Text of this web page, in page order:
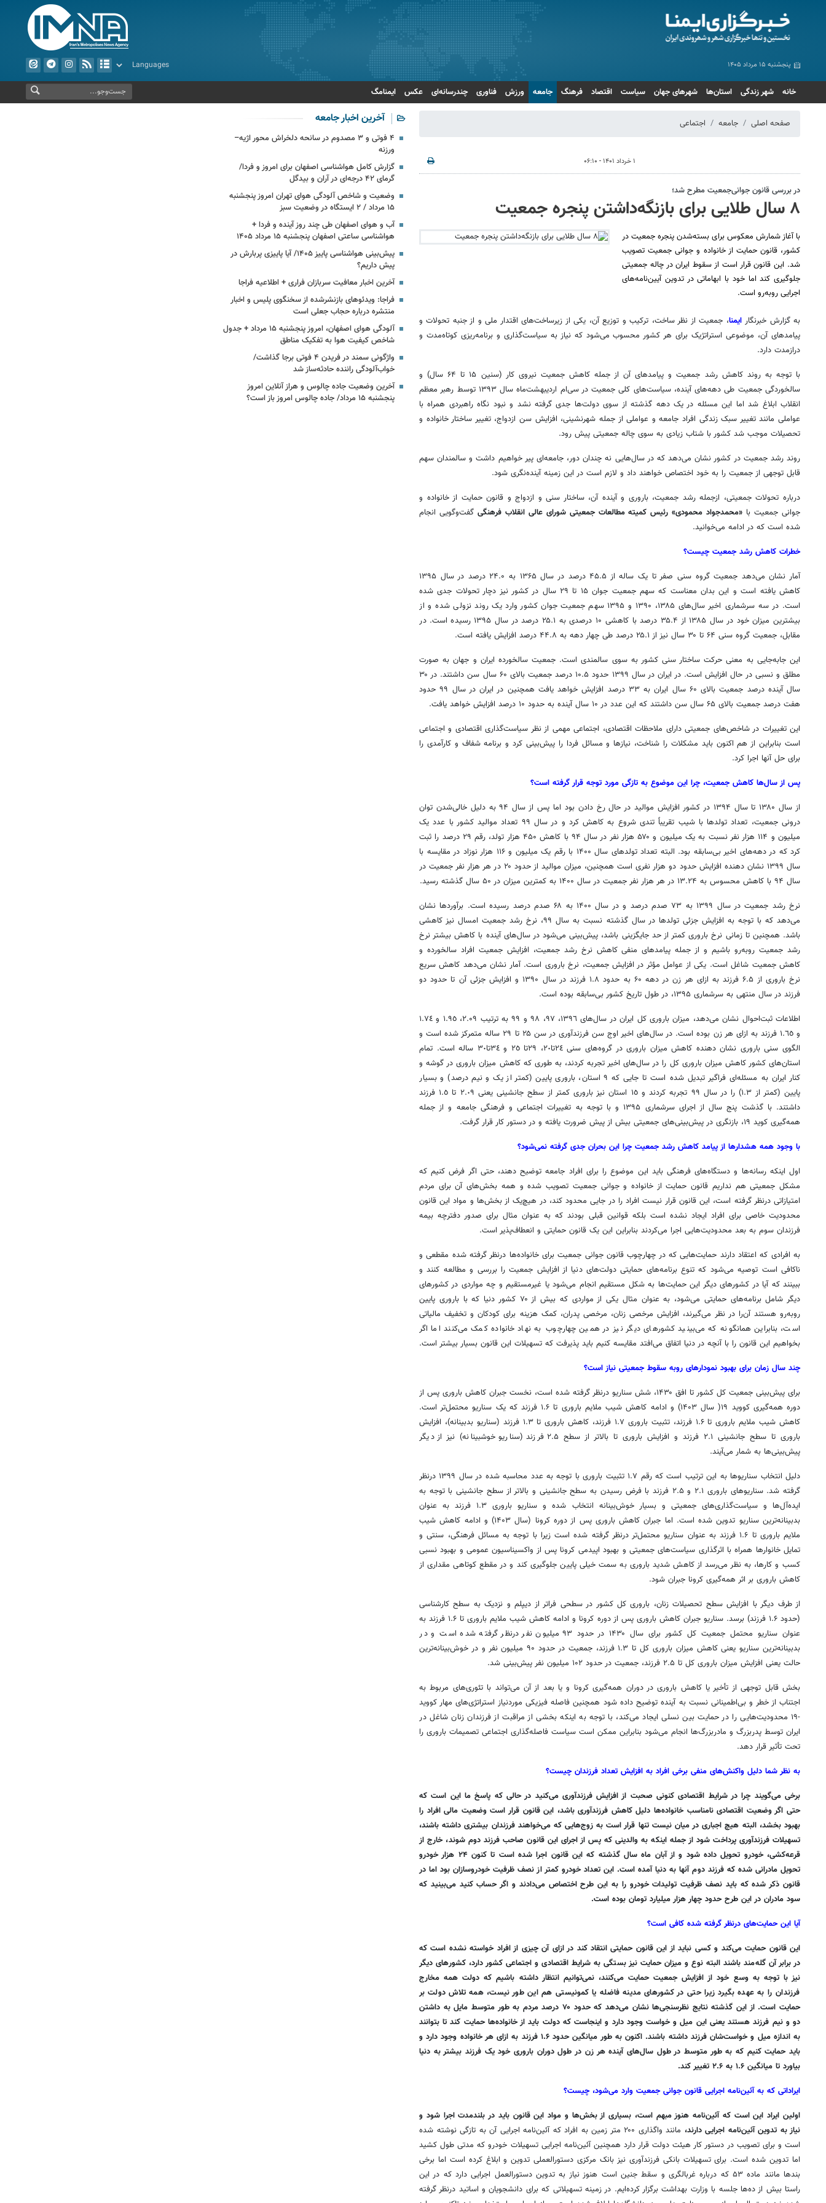
پنجشنبه ۱۵ مرداد ۱۴۰۵
خانه شهر زندگی استان‌ها شهرهای جهان سیاست اقتصاد فرهنگ جامعه ورزش فناوری چندرسانه‌ای عکس ایمنامگ
صفحه اصلی جامعه اجتماعی
۱ خرداد ۱۴۰۱ - ۰۶:۱۰
در بررسی قانون جوانی‌جمعیت مطرح شد؛
۸ سال طلایی برای بازنگه‌داشتن پنجره جمعیت
با آغاز شمارش معکوس برای بسته‌شدن پنجره جمعیت در
کشور، قانون حمایت از خانواده و جوانی جمعیت تصویب
شد. این قانون قرار است از سقوط ایران در چاله جمعیتی
جلوگیری کند اما خود با ابهاماتی در تدوین آیین‌نامه‌های
اجرایی روبه‌رو است.
به گزارش خبرنگارایمنا، جمعیت از نظر ساخت، ترکیب و توزیع آن، یکی از زیرساخت‌های اقتدار ملی و از جنبه تحولات و
پیامدهای آن، موضوعی استراتژیک برای هر کشور محسوب می‌شود که نیاز به سیاست‌گذاری و برنامه‌ریزی کوتاه‌مدت و
درازمدت دارد.
با توجه به روند کاهش رشد جمعیت و پیامدهای آن از جمله کاهش جمعیت نیروی کار (سنین ۱۵ تا ۶۴ سال) و
سالخوردگی جمعیت طی دهه‌های آینده، سیاست‌های کلی جمعیت در سی‌ام اردیبهشت‌ماه سال ۱۳۹۳ توسط رهبر معظم
انقلاب ابلاغ شد اما این مسئله در یک دهه گذشته از سوی دولت‌ها جدی گرفته نشد و نبود نگاه راهبردی همراه با
عواملی مانند تغییر سبک زندگی افراد جامعه و عواملی از جمله شهرنشینی، افزایش سن ازدواج، تغییر ساختار خانواده و
تحصیلات موجب شد کشور با شتاب زیادی به سوی چاله جمعیتی پیش رود.
روند رشد جمعیت در کشور نشان می‌دهد که در سال‌هایی نه چندان دور، جامعه‌ای پیر خواهیم داشت و سالمندان سهم
قابل توجهی از جمعیت را به خود اختصاص خواهند داد و لازم است در این زمینه آینده‌نگری شود.
درباره تحولات جمعیتی، ازجمله رشد جمعیت، باروری و آینده آن، ساختار سنی و ازدواج و قانون حمایت از خانواده و
جوانی جمعیت با «محمدجواد محمودی» رئیس کمیته مطالعات جمعیتی شورای عالی انقلاب فرهنگی گفت‌وگویی انجام
شده است که در ادامه می‌خوانید.
خطرات کاهش رشد جمعیت چیست؟
آمار نشان می‌دهد جمعیت گروه سنی صفر تا یک ساله از ۴۵.۵ درصد در سال ۱۳۶۵ به ۲۴.۰ درصد در سال ۱۳۹۵
کاهش یافته است و این بدان معناست که سهم جمعیت جوان ۱۵ تا ۲۹ سال در کشور نیز دچار تحولات جدی شده
است. در سه سرشماری اخیر سال‌های ۱۳۸۵، ۱۳۹۰ و ۱۳۹۵ سهم جمعیت جوان کشور وارد یک روند نزولی شده و از
بیشترین میزان خود در سال ۱۳۸۵ از ۳۵.۴ درصد با کاهشی ۱۰ درصدی به ۲۵.۱ درصد در سال ۱۳۹۵ رسیده است. در
مقابل، جمعیت گروه سنی ۶۴ تا ۳۰ سال نیز از ۲۵.۱ درصد طی چهار دهه به ۴۴.۸ درصد افزایش یافته است.
این جابه‌جایی به معنی حرکت ساختار سنی کشور به سوی سالمندی است. جمعیت سالخورده ایران و جهان به صورت
مطلق و نسبی در حال افزایش است. در ایران در سال ۱۳۹۹ حدود ۱۰.۵ درصد جمعیت بالای ۶۰ سال سن داشتند. در ۳۰
سال آینده درصد جمعیت بالای ۶۰ سال ایران به ۳۳ درصد افزایش خواهد یافت همچنین در ایران در سال ۹۹ حدود
هفت درصد جمعیت بالای ۶۵ سال سن داشتند که این عدد در ۱۰ سال آینده به حدود ۱۰ درصد افزایش خواهد یافت.
این تغییرات در شاخص‌های جمعیتی دارای ملاحظات اقتصادی، اجتماعی مهمی از نظر سیاست‌گذاری اقتصادی و اجتماعی
است بنابراین از هم اکنون باید مشکلات را شناخت، نیازها و مسائل فردا را پیش‌بینی کرد و برنامه شفاف و کارآمدی را
برای حل آنها اجرا کرد.
پس از سال‌ها کاهش جمعیت، چرا این موضوع به تازگی مورد توجه قرار گرفته است؟
از سال ۱۳۸۰ تا سال ۱۳۹۴ در کشور افزایش موالید در حال رخ دادن بود اما پس از سال ۹۴ به دلیل خالی‌شدن توان
درونی جمعیت، تعداد تولدها با شیب تقریباً تندی شروع به کاهش کرد و در سال ۹۹ تعداد موالید کشور با عدد یک
میلیون و ۱۱۴ هزار نفر نسبت به یک میلیون و ۵۷۰ هزار نفر در سال ۹۴ با کاهش ۴۵۰ هزار تولد، رقم ۲۹ درصد را ثبت
کرد که در دهه‌های اخیر بی‌سابقه بود. البته تعداد تولدهای سال ۱۴۰۰ با رقم یک میلیون و ۱۱۶ هزار نوزاد در مقایسه با
سال ۱۳۹۹ نشان دهنده افزایش حدود دو هزار نفری است همچنین، میزان موالید از حدود ۲۰ در هر هزار نفر جمعیت در
سال ۹۴ با کاهش محسوس به ۱۳.۲۴ در هر هزار نفر جمعیت در سال ۱۴۰۰ به کمترین میزان در ۵۰ سال گذشته رسید.
نرخ رشد جمعیت در سال ۱۳۹۹ به ۷۳ صدم درصد و در سال ۱۴۰۰ به ۶۸ صدم درصد رسیده است. برآوردها نشان
می‌دهد که با توجه به افزایش جزئی تولدها در سال گذشته نسبت به سال ۹۹، نرخ رشد جمعیت امسال نیز کاهشی
باشد. همچنین تا زمانی نرخ باروری کمتر از حد جایگزینی باشد، پیش‌بینی می‌شود در سال‌های آینده با کاهش بیشتر نرخ
رشد جمعیت روبه‌رو باشیم و از جمله پیامدهای منفی کاهش نرخ رشد جمعیت، افزایش جمعیت افراد سالخورده و
کاهش جمعیت شاغل است. یکی از عوامل مؤثر در افزایش جمعیت، نرخ باروری است. آمار نشان می‌دهد کاهش سریع
نرخ باروری از ۶.۵ فرزند به ازای هر زن در دهه ۶۰ به حدود ۱.۸ فرزند در سال ۱۳۹۰ و افزایش جزئی آن تا حدود دو
فرزند در سال منتهی به سرشماری ۱۳۹۵، در طول تاریخ کشور بی‌سابقه بوده است.
اطلاعات ثبت‌احوال نشان می‌دهد، میزان باروری کل ایران در سال‌های ١٣٩٦، ٩٧، ٩٨ و ۹۹ به ترتیب ۲.۰۹، ١.٩٥ و ١.٧٤
و ١.٦٥ فرزند به ازای هر زن بوده است. در سال‌های اخیر اوج سن فرزندآوری در سن ۲۵ تا ۲۹ ساله متمرکز شده است و
الگوی سنی باروری نشان دهنده کاهش میزان باروری در گروه‌های سنی ٢٤تا٢٠، ٢٩تا ٢٥ و ٣٤تا٣٠ ساله است. تمام
استان‌های کشور کاهش میزان باروری کل را در سال‌های اخیر تجربه کردند، به طوری که کاهش میزان باروری در گوشه و
کنار ایران به مسئله‌ای فراگیر تبدیل شده است تا جایی که ٩ استان، باروری پایین (کمتر از یک و نیم درصد) و بسیار
پایین (کمتر از ١.٣) را در سال ٩٩ تجربه کردند و ١٥ استان نیز باروری کمتر از سطح جانشینی یعنی ٢.٠٩ تا ١.٥ فرزند
داشتند. با گذشت پنج سال از اجرای سرشماری ۱۳۹۵ و با توجه به تغییرات اجتماعی و فرهنگی جامعه و از جمله
همه‌گیری کوید ۱۹، بازنگری در پیش‌بینی‌های جمعیتی بیش از پیش ضرورت یافته و در دستور کار قرار گرفت.
با وجود همه هشدارها از پیامد کاهش رشد جمعیت چرا این بحران جدی گرفته نمی‌شود؟
اول اینکه رسانه‌ها و دستگاه‌های فرهنگی باید این موضوع را برای افراد جامعه توضیح دهند، حتی اگر فرض کنیم که
مشکل جمعیتی هم نداریم قانون حمایت از خانواده و جوانی جمعیت تصویب شده و همه بخش‌های آن برای مردم
امتیازاتی درنظر گرفته است، این قانون قرار نیست افراد را در جایی محدود کند، در هیچ‌یک از بخش‌ها و مواد این قانون
محدودیت خاصی برای افراد ایجاد نشده است بلکه قوانین قبلی بودند که به عنوان مثال برای صدور دفترچه بیمه
فرزندان سوم به بعد محدودیت‌هایی اجرا می‌کردند بنابراین این یک قانون حمایتی و انعطاف‌پذیر است.
به افرادی که اعتقاد دارند حمایت‌هایی که در چهارچوب قانون جوانی جمعیت برای خانواده‌ها درنظر گرفته شده مقطعی و
ناکافی است توصیه می‌شود که تنوع برنامه‌های حمایتی دولت‌های دنیا از افزایش جمعیت را بررسی و مطالعه کنند و
ببینند که آیا در کشورهای دیگر این حمایت‌ها به شکل مستقیم انجام می‌شود یا غیرمستقیم و چه مواردی در کشورهای
دیگر شامل برنامه‌های حمایتی می‌شود، به عنوان مثال یکی از مواردی که بیش از ۷۰ کشور دنیا که با باروری پایین
روبه‌رو هستند آن‌را در نظر می‌گیرند، افزایش مرخصی زنان، مرخصی پدران، کمک هزینه برای کودکان و تخفیف مالیاتی
است، بنابراین همانگونه که می‌بینید کشورهای دیگر نیز در همین چهارچوب به نهاد خانواده کمک می‌کنند اما اگر
بخواهیم این قانون را با آنچه در دنیا اتفاق می‌افتد مقایسه کنیم باید پذیرفت که تسهیلات این قانون بسیار بیشتر است.
چند سال زمان برای بهبود نمودارهای روبه سقوط جمعیتی نیاز است؟
برای پیش‌بینی جمعیت کل کشور تا افق ۱۴۳۰، شش سناریو درنظر گرفته شده است، نخست جبران کاهش باروری پس از
دوره همه‌گیری کووید ۱۹( سال ۱۴۰۳) و ادامه کاهش شیب ملایم باروری تا ۱.۶ فرزند که یک سناریو محتمل‌تر است.
کاهش شیب ملایم باروری تا ۱.۶ فرزند، تثبیت باروری ۱.۷ فرزند، کاهش باروری تا ۱.۳ فرزند (سناریو بدبینانه)، افزایش
باروری تا سطح جانشینی ۲.۱ فرزند و افزایش باروری تا بالاتر از سطح ۲.۵ فرزند (سناریو خوشبینانه) نیز از دیگر
پیش‌بینی‌ها به شمار می‌آیند.
دلیل انتخاب سناریوها به این ترتیب است که رقم ۱.۷ تثبیت باروری با توجه به عدد محاسبه شده در سال ۱۳۹۹ درنظر
گرفته شد. سناریوهای باروری ۲.۱ و ۲.۵ فرزند با فرض رسیدن به سطح جانشینی و بالاتر از سطح جانشینی با توجه به
ایده‌آل‌ها و سیاست‌گذاری‌های جمعیتی و بسیار خوش‌بینانه انتخاب شده و سناریو باروری ۱.۳ فرزند به عنوان
بدبینانه‌ترین سناریو تدوین شده است. اما جبران کاهش باروری پس از دوره کرونا (سال ۱۴۰۳) و ادامه کاهش شیب
ملایم باروری تا ۱.۶ فرزند به عنوان سناریو محتمل‌تر درنظر گرفته شده است زیرا با توجه به مسائل فرهنگی، سنتی و
تمایل خانوارها همراه با اثرگذاری سیاست‌های جمعیتی و بهبود اپیدمی کرونا پس از واکسیناسیون عمومی و بهبود نسبی
کسب و کارها، به نظر می‌رسد از کاهش شدید باروری به سمت خیلی پایین جلوگیری کند و در مقطع کوتاهی مقداری از
کاهش باروری بر اثر همه‌گیری کرونا جبران شود.
از طرف دیگر با افزایش سطح تحصیلات زنان، باروری کل کشور در سطحی فراتر از دیپلم و نزدیک به سطح کارشناسی
(حدود ۱.۶ فرزند) برسد. سناریو جبران کاهش باروری پس از دوره کرونا و ادامه کاهش شیب ملایم باروری تا ۱.۶ فرزند به
عنوان سناریو محتمل جمعیت کل کشور برای سال ۱۴۳۰ در حدود ۹۳ میلیون نفر درنظر گرفته شده است و در
بدبینانه‌ترین سناریو یعنی کاهش میزان باروری کل تا ۱.۳ فرزند، جمعیت در حدود ۹۰ میلیون نفر و در خوش‌بینانه‌ترین
حالت یعنی افزایش میزان باروری کل تا ۲.۵ فرزند، جمعیت در حدود ۱۰۲ میلیون نفر پیش‌بینی شد.
بخش قابل توجهی از تأخیر یا کاهش باروری در دوران همه‌گیری کرونا و یا بعد از آن می‌تواند با تئوری‌های مربوط به
اجتناب از خطر و بی‌اطمینانی نسبت به آینده توضیح داده شود همچنین فاصله فیزیکی موردنیاز استراتژی‌های مهار کووید
-۱۹ محدودیت‌هایی را در حمایت بین نسلی ایجاد می‌کند، با توجه به اینکه بخشی از مراقبت از فرزندان زنان شاغل در
ایران توسط پدربزرگ و مادربزرگ‌ها انجام می‌شود بنابراین ممکن است سیاست فاصله‌گذاری اجتماعی تصمیمات باروری را
تحت تأثیر قرار دهد.
به نظر شما دلیل واکنش‌های منفی برخی افراد به افزایش تعداد فرزندان چیست؟
برخی می‌گویند چرا در شرایط اقتصادی کنونی صحبت از افزایش فرزندآوری می‌کنید در حالی که پاسخ ما این است که
حتی اگر وضعیت اقتصادی نامناسب خانواده‌ها دلیل کاهش فرزندآوری باشد، این قانون قرار است وضعیت مالی افراد را
بهبود بخشد، البته هیچ اجباری در میان نیست تنها قرار است به زوج‌هایی که می‌خواهند فرزندان بیشتری داشته باشند،
تسهیلات فرزندآوری پرداخت شود از جمله اینکه به والدینی که پس از اجرای این قانون صاحب فرزند دوم شوند، خارج از
قرعه‌کشی، خودرو تحویل داده شود و از آبان ماه سال گذشته که این قانون اجرا شده است تا کنون ۲۴ هزار خودرو
تحویل مادرانی شده که فرزند دوم آنها به دنیا آمده است. این تعداد خودرو کمتر از نصف ظرفیت خودروسازان بود اما در
قانون ذکر شده که باید نصف ظرفیت تولیدات خودرو را به این طرح اختصاص می‌دادند و اگر حساب کنید می‌بینید که
سود مادران در این طرح حدود چهار هزار میلیارد تومان بوده است.
آیا این حمایت‌های درنظر گرفته شده کافی است؟
این قانون حمایت می‌کند و کسی نباید از این قانون حمایتی انتقاد کند در ازای آن چیزی از افراد خواسته نشده است که
در برابر آن گله‌مند باشند البته نوع و میزان حمایت نیز بستگی به شرایط اقتصادی و اجتماعی کشور دارد، کشورهای دیگر
نیز با توجه به وسع خود از افزایش جمعیت حمایت می‌کنند، نمی‌توانیم انتظار داشته باشیم که دولت همه مخارج
فرزندان را به عهده بگیرد زیرا حتی در کشورهای مدینه فاضله یا کمونیستی هم این طور نیست، همه تلاش دولت بر
حمایت است. از این گذشته نتایج نظرسنجی‌ها نشان می‌دهد که حدود ۷۰ درصد مردم به طور متوسط مایل به داشتن
دو و نیم فرزند هستند یعنی این میل و خواست وجود دارد و اینجاست که دولت باید از خانواده‌ها حمایت کند تا بتوانند
به اندازه میل و خواست‌شان فرزند داشته باشند. اکنون به طور میانگین حدود ۱.۶ فرزند به ازای هر خانواده وجود دارد و
باید حمایت کنیم که به طور متوسط در طول سال‌های آینده هر زن در طول دوران باروری خود یک فرزند بیشتر به دنیا
بیاورد تا میانگین ۱.۶ به ۲.۶ تغییر کند.
ایراداتی که به آئین‌نامه اجرایی قانون جوانی جمعیت وارد می‌شود، چیست؟
اولین ایراد این است که آئین‌نامه هنوز مبهم است، بسیاری از بخش‌ها و مواد این قانون باید در بلندمدت اجرا شود و
نیاز به تدوین آئین‌نامه اجرایی دارند،
مانند واگذاری ۲۰۰ متر زمین به افراد که آئین‌نامه اجرایی آن به تازگی نوشته شده
است و برای تصویب در دستور کار هیئت دولت قرار دارد همچنین آئین‌نامه اجرایی تسهیلات خودرو که مدتی طول کشید
اما تدوین شده است. برای تسهیلات بانکی فرزندآوری نیز بانک مرکزی دستورالعملی تدوین و ابلاغ کرده است اما برخی
بندها مانند ماده ۵۳ که درباره غربالگری و سقط جنین است هنوز نیاز به تدوین دستورالعمل اجرایی دارد که در این
راستا بیش از ده‌ها جلسه با وزارت بهداشت برگزار کرده‌ایم. در زمینه تسهیلاتی که برای دانشجویان و اساتید درنظر گرفته
آخرین اخبار جامعه
۴ فوتی و ۳ مصدوم در سانحه دلخراش محور اژیه–
ورزنه
گزارش کامل هواشناسی اصفهان برای امروز و فردا/
گرمای ۴۲ درجه‌ای در آران و بیدگل
وضعیت و شاخص آلودگی هوای تهران امروز پنجشنبه
۱۵ مرداد / ۲ ایستگاه در وضعیت سبز
آب و هوای اصفهان طی چند روز آینده و فردا +
هواشناسی ساعتی اصفهان پنجشنبه ۱۵ مرداد ۱۴۰۵
پیش‌بینی هواشناسی پاییز ۱۴۰۵/ آیا پاییزی پربارش در
پیش داریم؟
آخرین اخبار معافیت سربازان فراری + اطلاعیه فراجا
فراجا: ویدئوهای بازنشرشده از سخنگوی پلیس و اخبار
منتشره درباره حجاب جعلی است
آلودگی هوای اصفهان، امروز پنجشنبه ۱۵ مرداد + جدول
شاخص کیفیت هوا به تفکیک مناطق
واژگونی سمند در فریدن ۴ فوتی برجا گذاشت/
خواب‌آلودگی راننده حادثه‌ساز شد
آخرین وضعیت جاده چالوس و هراز آنلاین امروز
پنجشنبه ۱۵ مرداد/ جاده چالوس امروز باز است؟